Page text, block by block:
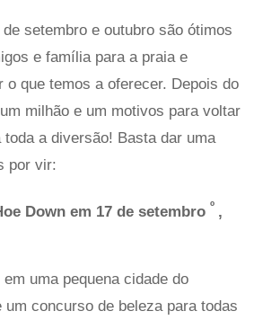
setembro e outubro são ótimos
e família para a praia e
o que temos a oferecer. Depois do
milhão e um motivos para voltar
a diversão! Basta dar uma
por vir:
Down em 17 de setembro º ,
uma pequena cidade do
um concurso de beleza para todas